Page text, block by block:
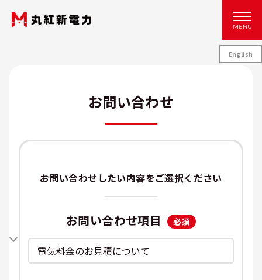
MENU
English
お問い合わせ
お問い合わせしたい内容をご選択ください
お問い合わせ項目 必須